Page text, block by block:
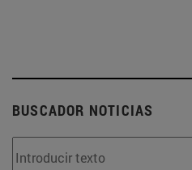
BUSCADOR NOTICIAS